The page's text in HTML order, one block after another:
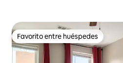
Favorito entre huéspedes
Favorito entre huéspedes